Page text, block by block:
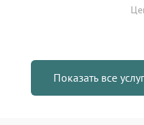
Показать все